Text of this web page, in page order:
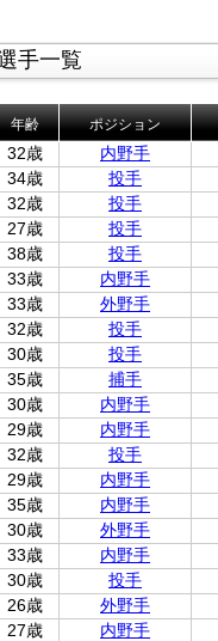
手一覧
年齢 ポジション
32歳 内野手
34歳 投手
32歳 投手
27歳 投手
38歳 投手
33歳 内野手
33歳 外野手
32歳 投手
30歳 投手
35歳 捕手
30歳 内野手
29歳 内野手
32歳 投手
29歳 内野手
35歳 内野手
30歳 外野手
33歳 内野手
30歳 投手
26歳 外野手
27歳 内野手